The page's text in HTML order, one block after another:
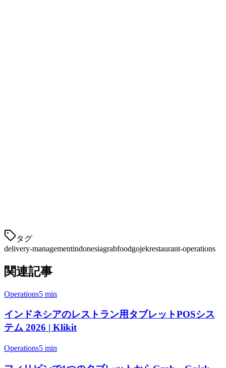
タグ
delivery-managementindonesiagrabfoodgojekrestaurant-operations
関連記事
Operations5 min
インドネシアのレストラン用タブレットPOSシス
テム 2026 | Klikit
Operations5 min